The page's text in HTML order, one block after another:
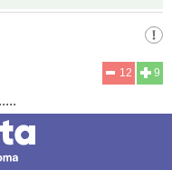
9
12